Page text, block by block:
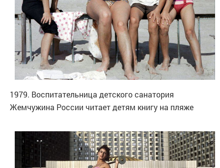
1979. Воспитательница детского санатория
Жемчужина России читает детям книгу на пляже